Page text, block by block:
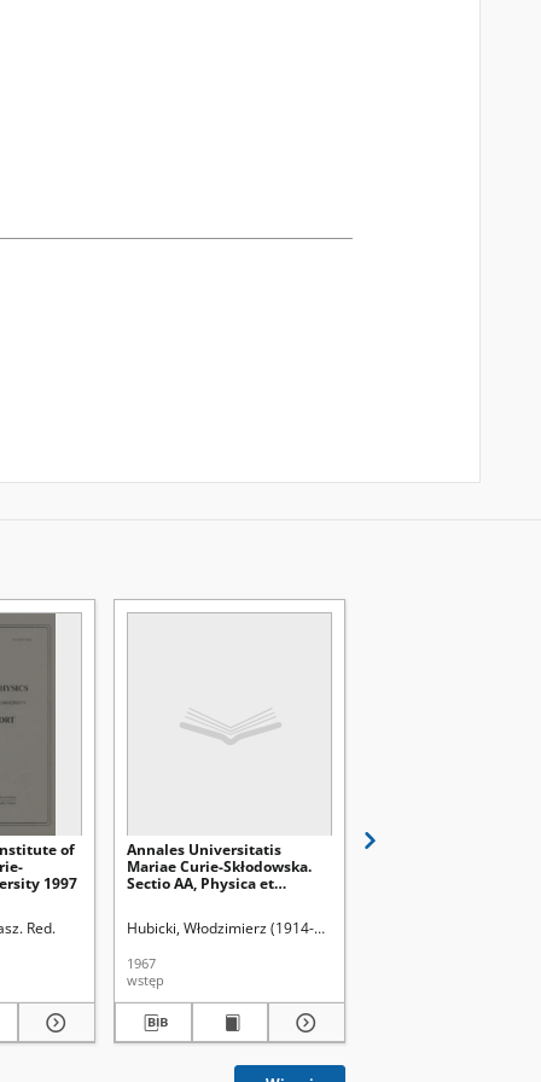
of
1997
Red.
Annales Universitatis
Mariae Curie-Skłodowska.
Sectio AA, Physica et
Hubicki, Włodzimierz (1914-1977). Redaktor sekcji
1967
wstęp